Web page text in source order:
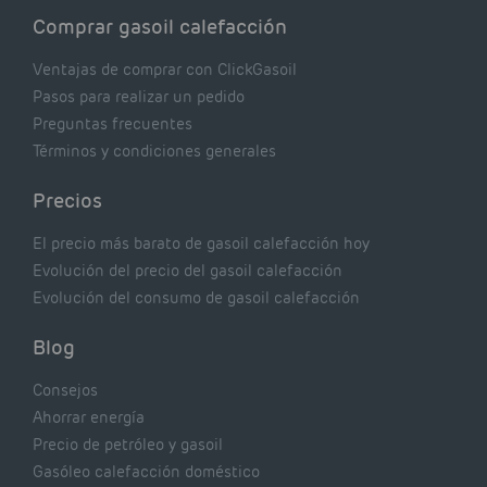
Comprar gasoil calefacción
Ventajas de comprar con ClickGasoil
Pasos para realizar un pedido
Preguntas frecuentes
Términos y condiciones generales
Precios
El precio más barato de gasoil calefacción hoy
Evolución del precio del gasoil calefacción
Evolución del consumo de gasoil calefacción
Blog
Consejos
Ahorrar energía
Precio de petróleo y gasoil
Gasóleo calefacción doméstico